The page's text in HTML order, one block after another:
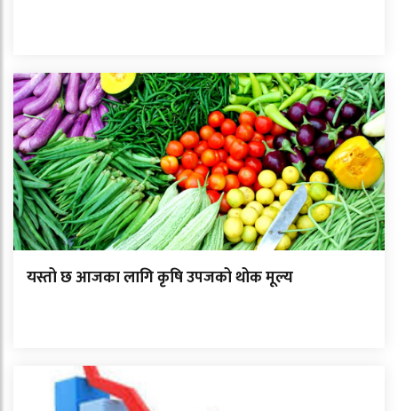
यस्तो छ आजका लागि कृषि उपजको थोक मूल्य